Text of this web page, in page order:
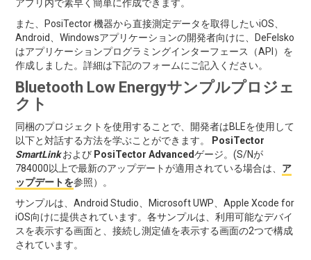
アプリ内で素早く簡単に作成できます。
また、PosiTector 機器から直接測定データを取得したいiOS、
Android、Windowsアプリケーションの開発者向けに、DeFelsko
はアプリケーションプログラミングインターフェース（API）を
作成しました。詳細は下記のフォームにご記入ください。
Bluetooth Low Energyサンプルプロジェ
クト
同梱のプロジェクトを使用することで、開発者はBLEを使用して
以下と対話する方法を学ぶことができます。
PosiTector
SmartLink および PosiTector Advancedゲージ。(S/Nが
784000以上で最新のアップデートが適用されている場合は、 ア
ップデートを参照）。
サンプルは、Android Studio、Microsoft UWP、Apple Xcode for
iOS向けに提供されています。各サンプルは、利用可能なデバイ
スを表示する画面と、接続し測定値を表示する画面の2つで構成
されています。